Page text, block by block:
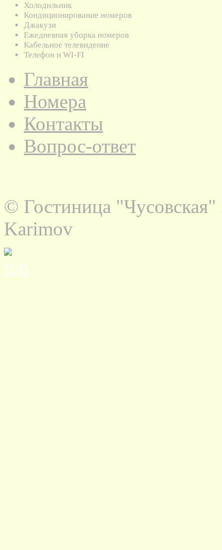
Холодильник
Кондиционирование номеров
Джакузи
Ежедневная уборка номеров
Кабельное телевидение
Телефон и WI-FI
Главная
Номера
Контакты
Вопрос-ответ
© Гостиница
Karimov